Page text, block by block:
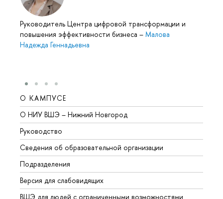
Руководитель Центра цифровой трансформации и
повышения эффективности бизнеса – Малова
Надежда Геннадьевна
О КАМПУСЕ
О НИУ ВШЭ – Нижний Новгород
Руководство
Сведения об образовательной организации
Подразделения
Версия для слабовидящих
ВШЭ для людей с ограниченными возможностями